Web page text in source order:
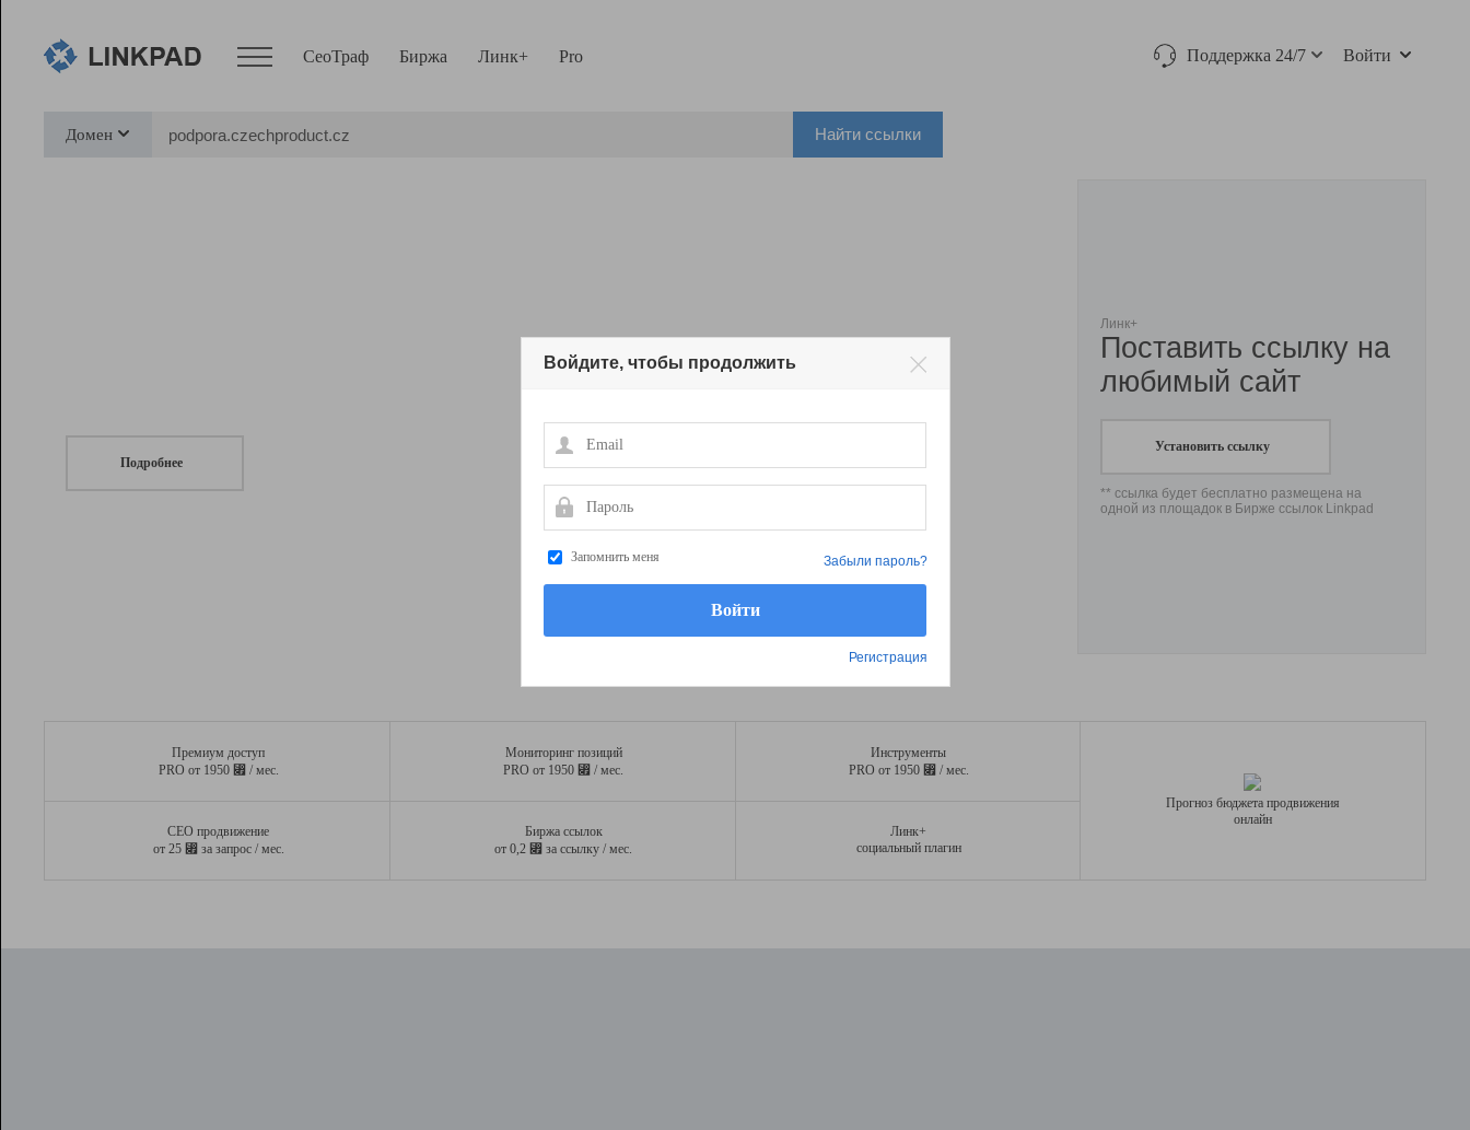
СеоТраф Биржа Линк+ Pro Поддержка 24/7 Войти
Домен Найти ссылки
Подробнее
Линк+
Поставить ссылку на
любимый сайт
Установить ссылку
** ссылка будет бесплатно размещена на
одной из площадок в Бирже ссылок Linkpad
Премиум доступ
PRO от 1950 ⃏ / мес.
Мониторинг позиций
PRO от 1950 ⃏ / мес.
Инструменты
PRO от 1950 ⃏ / мес.
СЕО продвижение
от 25 ⃏ за запрос / мес.
Биржа ссылок
от 0,2 ⃏ за ссылку / мес.
Линк+
социальный плагин
Прогноз бюджета продвижения
онлайн
Войдите, чтобы продолжить
Email
Пароль
Запомнить меня
Регистрация
Забыли пароль?